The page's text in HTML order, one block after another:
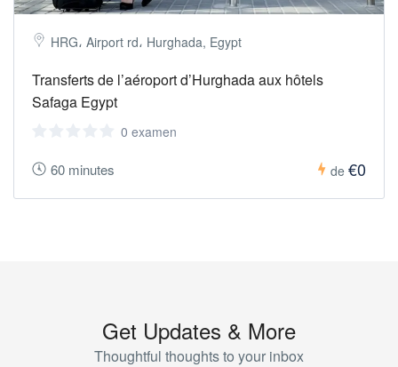
HRG، Airport rd، Hurghada, Egypt
Transferts de l’aéroport d’Hurghada aux hôtels
Safaga Egypt
0 examen
60 minutes de €0
Get Updates & More
Thoughtful thoughts to your inbox